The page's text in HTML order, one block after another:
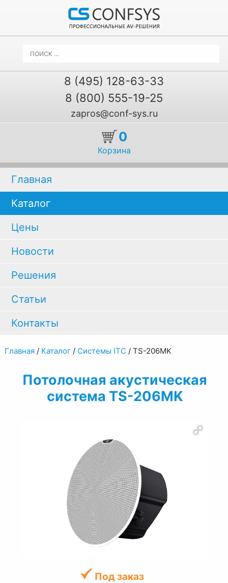
8 (495) 128-63-33
8 (800) 555-19-25
zapros@conf-sys.ru
0
Корзина
Главная
Каталог
Цены
Новости
Решения
Статьи
Контакты
Главная/ Каталог/ Системы ITC / TS-206MK
Потолочная акустическая
система TS-206MK
Под заказ